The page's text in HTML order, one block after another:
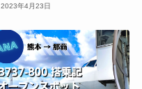
2023年4月23日